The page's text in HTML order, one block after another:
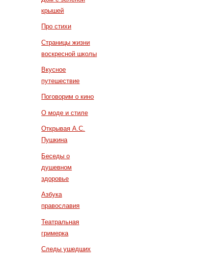
крышей
Про стихи
Страницы жизни
воскресной школы
Вкусное
путешествие
Поговорим о кино
О моде и стиле
Открывая А.С.
Пушкина
Беседы о
душевном
здоровье
Азбука
православия
Театральная
гримерка
Следы ушедших